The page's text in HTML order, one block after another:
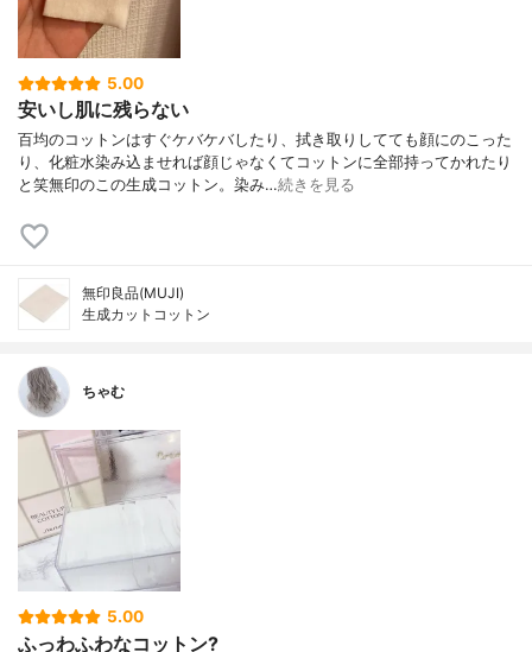
5.00
安いし肌に残らない
百均のコットンはすぐケバケバしたり、拭き取りしてても顔にのこった
り、化粧水染み込ませれば顔じゃなくてコットンに全部持ってかれたり
と笑無印のこの生成コットン。染み…続きを見る
無印良品(MUJI)
生成カットコットン
ちゃむ
5.00
ふっわふわなコットン?